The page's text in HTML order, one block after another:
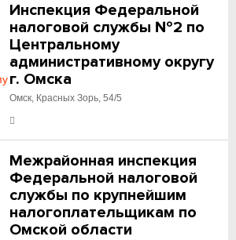
Инспекция Федеральной
налоговой службы №2 по
Центральному
административному округу
г. Омска
Омск, Красных Зорь, 54/5
Межрайонная инспекция
Федеральной налоговой
службы по крупнейшим
налогоплательщикам по
Омской области